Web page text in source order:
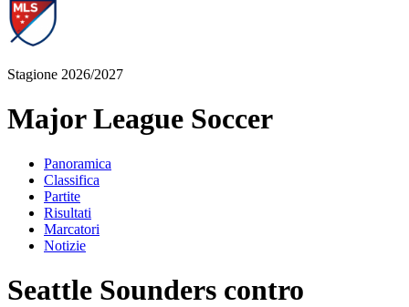
Stagione 2026/2027
Major League Soccer
Panoramica
Classifica
Partite
Risultati
Marcatori
Notizie
Seattle Sounders contro